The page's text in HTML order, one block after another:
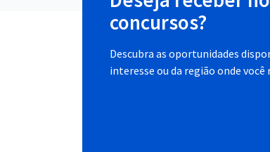
concursos?
Descubra as oportunidades
interesse ou da região onde você